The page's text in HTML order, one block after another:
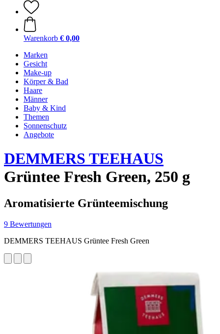
Warenkorb € 0,00
Marken
Gesicht
Make-up
Körper & Bad
Haare
Männer
Baby & Kind
Themen
Sonnenschutz
Angebote
DEMMERS TEEHAUS
Grüntee Fresh Green, 250 g
Aromatisierte Grünteemischung
9 Bewertungen
DEMMERS TEEHAUS Grüntee Fresh Green